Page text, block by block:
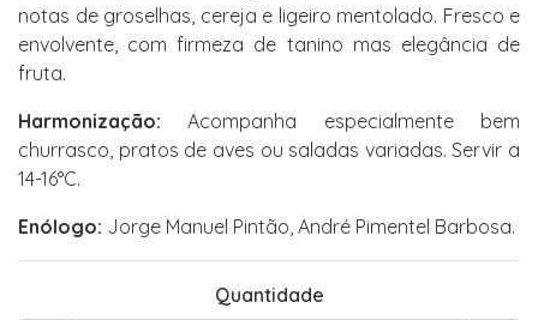
notas de groselhas, cereja e ligeiro mentolado. Fresco e
envolvente, com firmeza de tanino mas elegância de
fruta.
Harmonização: Acompanha especialmente bem
churrasco, pratos de aves ou saladas variadas. Servir a
14-16°C.
Enólogo: Jorge Manuel Pintão, André Pimentel Barbosa.
Quantidade